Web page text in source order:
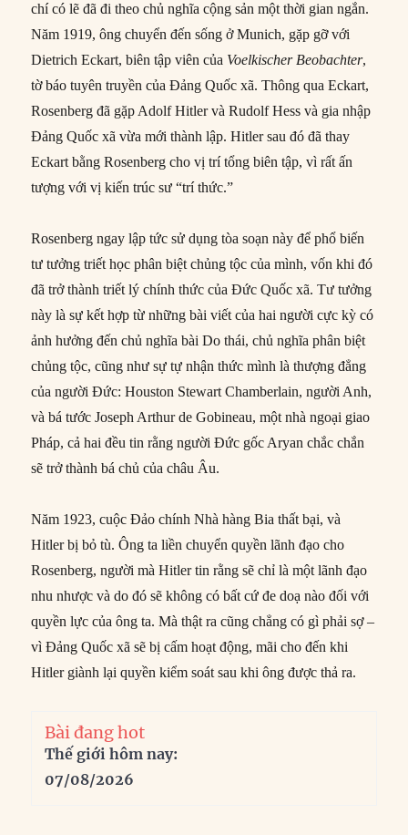
chí có lẽ đã đi theo chủ nghĩa cộng sản một thời gian ngắn.
Năm 1919, ông chuyển đến sống ở Munich, gặp gỡ với
Dietrich Eckart, biên tập viên của Voelkischer Beobachter,
tờ báo tuyên truyền của Đảng Quốc xã. Thông qua Eckart,
Rosenberg đã gặp Adolf Hitler và Rudolf Hess và gia nhập
Đảng Quốc xã vừa mới thành lập. Hitler sau đó đã thay
Eckart bằng Rosenberg cho vị trí tổng biên tập, vì rất ấn
tượng với vị kiến trúc sư “trí thức.”
Rosenberg ngay lập tức sử dụng tòa soạn này để phổ biến
tư tưởng triết học phân biệt chủng tộc của mình, vốn khi đó
đã trở thành triết lý chính thức của Đức Quốc xã. Tư tưởng
này là sự kết hợp từ những bài viết của hai người cực kỳ có
ảnh hưởng đến chủ nghĩa bài Do thái, chủ nghĩa phân biệt
chủng tộc, cũng như sự tự nhận thức mình là thượng đẳng
của người Đức: Houston Stewart Chamberlain, người Anh,
và bá tước Joseph Arthur de Gobineau, một nhà ngoại giao
Pháp, cả hai đều tin rằng người Đức gốc Aryan chắc chắn
sẽ trở thành bá chủ của châu Âu.
Năm 1923, cuộc Đảo chính Nhà hàng Bia thất bại, và
Hitler bị bỏ tù. Ông ta liền chuyển quyền lãnh đạo cho
Rosenberg, người mà Hitler tin rằng sẽ chỉ là một lãnh đạo
nhu nhược và do đó sẽ không có bất cứ đe doạ nào đối với
quyền lực của ông ta. Mà thật ra cũng chẳng có gì phải sợ –
vì Đảng Quốc xã sẽ bị cấm hoạt động, mãi cho đến khi
Hitler giành lại quyền kiểm soát sau khi ông được thả ra.
Bài đang hot
Thế giới hôm nay:
07/08/2026